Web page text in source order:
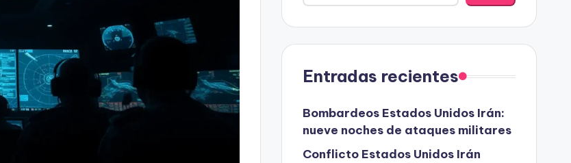
Entradas recientes
Bombardeos Estados Unidos Irán:
nueve noches de ataques militares
Conflicto Estados Unidos Irán